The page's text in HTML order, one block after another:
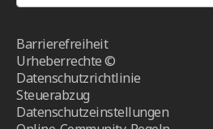
Barrierefreiheit
Urheberrechte ©
Datenschutzrichtlinie
Steuerabzug
Datenschutzeinstellungen